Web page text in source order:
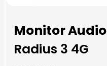
Monitor Audio
Radius 3 4G